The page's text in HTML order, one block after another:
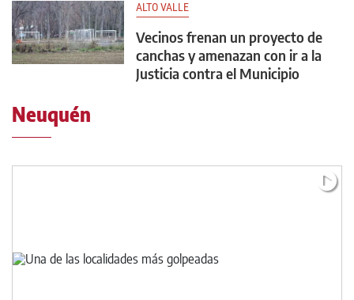
ALTO VALLE
Vecinos frenan un proyecto de
canchas y amenazan con ir a la
Justicia contra el Municipio
Neuquén